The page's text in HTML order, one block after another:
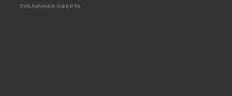
ПУБЛИЧНАЯ ОФЕРТА